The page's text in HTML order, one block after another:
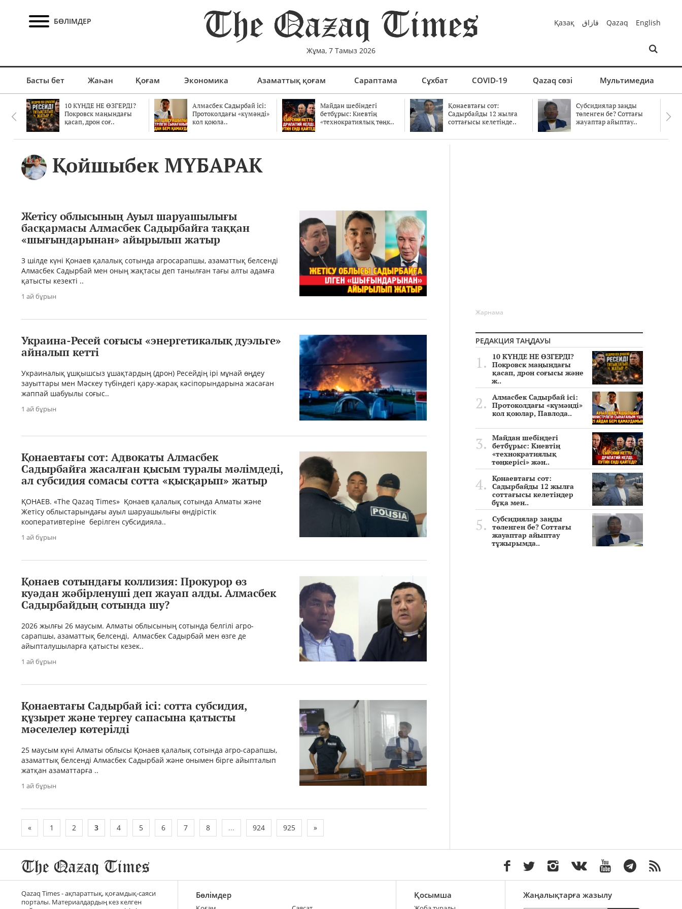
БӨЛІМДЕР
Жұма, 7 Тамыз 2026
Қазақ قازاق Qazaq English
Басты бет Жаһан Қоғам Экономика Азаматтық қоғам Сараптама Сұхбат COVID-19 Qazaq сөзі Мультимедиа
10 КҮНДЕ НЕ ӨЗГЕРДІ?
Покровск маңындағы
қасап, дрон соғ..
Алмасбек Садырбай ісі:
Протоколдағы «күмәнді»
кол қоюла..
Майдан шебіндегі
бетбұрыс: Киевтің
«технократиялық төңк..
Қонаевтағы сот:
Садырбайды 12 жылға
соттағысы келетінде..
Субсидиялар заңды
төленген бе? Соттағы
жауаптар айыптау..
Қойшыбек МҮБАРАК
Жетісу облысының Ауыл шаруашылығы
басқармасы Алмасбек Садырбайға таққан
«шығындарынан» айырылып жатыр
3 шілде күні Қонаев қалалық сотында агросарапшы, азаматтық белсенді
Алмасбек Садырбай мен оның жақтасы деп танылған тағы алты адамға
қатысты кезекті ..
1 ай бұрын
Украина-Ресей соғысы «энергетикалық дуэльге»
айналып кетті
Украиналық ұшқышсыз ұшақтардың (дрон) Ресейдің ірі мұнай өңдеу
зауыттары мен Мәскеу түбіндегі қару-жарақ кәсіпорындарына жасаған
жаппай шабуылы соғыс..
1 ай бұрын
Қонаевтағы сот: Адвокаты Алмасбек
Садырбайға жасалған қысым туралы мәлімдеді,
ал субсидия сомасы сотта «қысқарып» жатыр
ҚОНАЕВ. «The Qazaq Times» Қонаев қалалық сотында Алматы және
Жетісу облыстарындағы ауыл шаруашылығы өндірістік
кооперативтеріне берілген субсидияла..
1 ай бұрын
Қонаев сотындағы коллизия: Прокурор өз
куәдан жәбірленуші деп жауап алды. Алмасбек
Садырбайдың сотында шу?
2026 жылғы 26 маусым. Алматы облысының сотында белгілі агро-
сарапшы, азаматтық белсенді, Алмасбек Садырбай мен өзге де
айыпталушыларға қатысты кезек..
1 ай бұрын
Қонаевтағы Садырбай ісі: сотта субсидия,
құзырет және тергеу сапасына қатысты
мәселелер көтерілді
25 маусым күні Алматы облысы Қонаев қалалық сотында агро-сарапшы,
азаматтық белсенді Алмасбек Садырбай және онымен бірге айыпталып
жатқан азаматтарға ..
1 ай бұрын
« 1 2 3 4 5 6 7 8 ... 924 925 »
Жарнама
РЕДАКЦИЯ ТАҢДАУЫ
10 КҮНДЕ НЕ ӨЗГЕРДІ?
Покровск маңындағы
қасап, дрон соғысы және
ж..
Алмасбек Садырбай ісі:
Протоколдағы «күмәнді»
кол қоюлар, Павлода..
Майдан шебіндегі
бетбұрыс: Киевтің
«технократиялық
төңкерісі» жән..
Қонаевтағы сот:
Садырбайды 12 жылға
соттағысы келетіндер
бұқа мен..
Субсидиялар заңды
төленген бе? Соттағы
жауаптар айыптау
тұжырымда..
Qazaq Times - ақпараттық, қоғамдық-саяси
порталы. Материалдардың кез келген
Бөлімдер Қосымша Жаңалықтарға жазылу